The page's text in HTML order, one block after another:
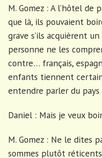
M. Gomez : A l’hôtel de
que là, ils pouvaient
grave s’ils acquièrent
personne ne les
contre… français,
enfants tiennent
entendre parler du pays
Daniel : Mais je veux
M. Gomez : Ne le dites
sommes plutôt réticents